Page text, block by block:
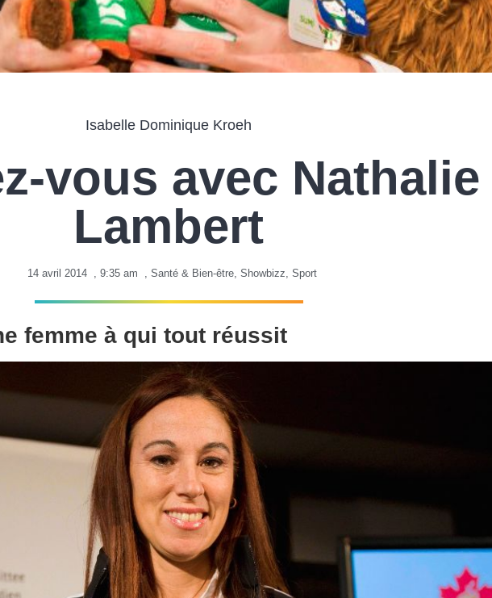
Isabelle Dominique Kroeh
vous avec Nathalie
Lambert
14 avril 2014 , 9:35 am , Santé & Bien-être, Showbizz, Sport
femme à qui tout réussit